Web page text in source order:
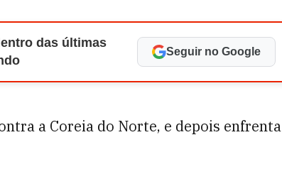
das últimas
Seguir no Google
a Coreia do Norte, e depois enfrenta